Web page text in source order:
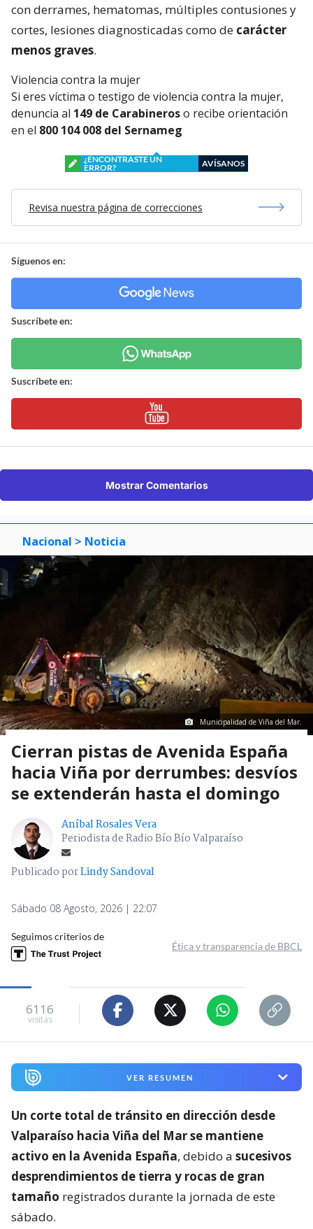
con derrames, hematomas, múltiples contusiones y
cortes, lesiones diagnosticadas como de carácter
menos graves.
Violencia contra la mujer
Si eres víctima o testigo de violencia contra la mujer,
denuncia al 149 de Carabineroso recibe orientación
en el 800 104 008 del Sernameg
¿ENCONTRASTE UN
ERROR?
AVÍSANOS
Revisa nuestra página de correcciones
Síguenos en:
Suscríbete en:
Suscríbete en:
Mostrar Comentarios
Nacional > Noticia
Municipalidad de Viña del Mar.
Cierran pistas de Avenida España
hacia Viña por derrumbes: desvíos
se extenderán hasta el domingo
Aníbal Rosales Vera
Periodista de Radio Bío Bío Valparaíso
Publicado porLindy Sandoval
Sábado 08 Agosto, 2026 | 22:07
Seguimos criterios de
Ética y transparencia de BBCL
6116
visitas
VER RESUMEN
Un corte total de tránsito en dirección desde
Valparaíso hacia Viña del Mar se mantiene
activo en la Avenida España, debido a sucesivos
desprendimientos de tierra y rocas de gran
tamaño registrados durante la jornada de este
sábado.